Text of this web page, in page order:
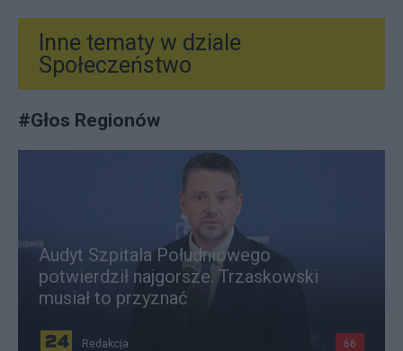
Inne tematy w dziale
Społeczeństwo
#Głos Regionów
Audyt Szpitala Południowego
potwierdził najgorsze. Trzaskowski
musiał to przyznać
Redakcja 66